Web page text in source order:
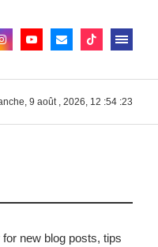
9 août , 2026, 12 :54 :23
new blog posts, tips